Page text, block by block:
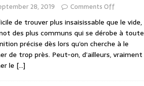
28, 2019 Comments Off
de trouver plus insaisissable que le vide,
des plus communs qui se dérobe à toute
précise dès lors qu’on cherche à le
de trop près. Peut-on, d’ailleurs, vraiment
le […]